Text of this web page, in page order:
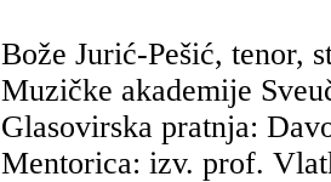
Bože Jurić-Pešić, tenor,
Muzičke akademije
Glasovirska pratnja:
Mentorica: izv. prof.